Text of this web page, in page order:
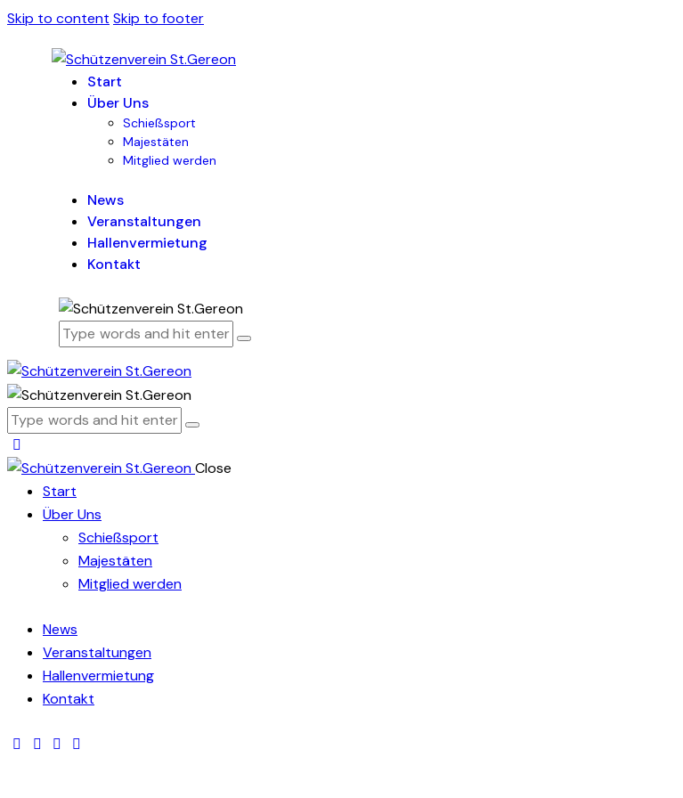
Skip to content Skip to footer
Start
Über Uns
Schießsport
Majestäten
Mitglied werden
News
Veranstaltungen
Hallenvermietung
Kontakt
Close
Start
Über Uns
Schießsport
Majestäten
Mitglied werden
News
Veranstaltungen
Hallenvermietung
Kontakt